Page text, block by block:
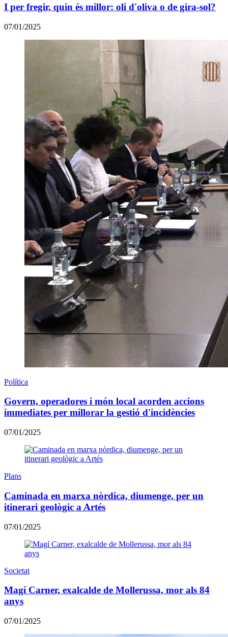
I per fregir, quin és millor: oli d'oliva o de gira-sol?
07/01/2025
Política
Govern, operadores i món local acorden accions
immediates per millorar la gestió d'incidències
07/01/2025
Plans
Caminada en marxa nòrdica, diumenge, per un
itinerari geològic a Artés
07/01/2025
Societat
Magí Carner, exalcalde de Mollerussa, mor als 84
anys
07/01/2025